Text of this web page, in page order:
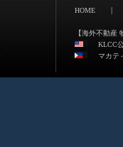
HOME |
【海外不動産
KLCC
マカテ